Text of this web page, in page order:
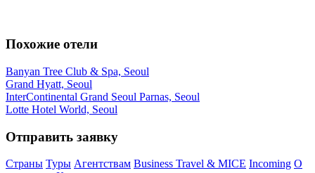
Похожие отели
Banyan Tree Club & Spa, Seoul
Grand Hyatt, Seoul
InterContinental Grand Seoul Parnas, Seoul
Lotte Hotel World, Seoul
Отправить заявку
Страны Туры Агентствам Business Travel & MICE Incoming О